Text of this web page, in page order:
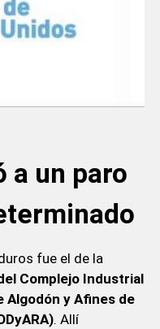
a un paro
fue el de la
Complejo Industrial
Algodón y Afines de
. Allí